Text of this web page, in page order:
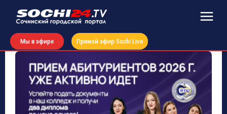
Мы в эфире Прямой эфир Sochi Live